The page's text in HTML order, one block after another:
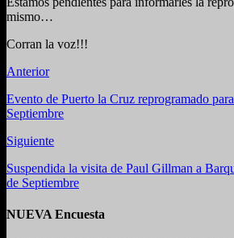
mismo…
Corran la voz!!!
Anterior
Evento de Puerto la Cruz reprogramado
Septiembre
Siguiente
Suspendida la visita de Paul Gillman a
de Septiembre
NUEVA Encuesta